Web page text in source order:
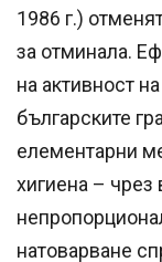
1986 г.)
за отминала.
на активност
българските
елементарни
хигиена – чрез
натоварване